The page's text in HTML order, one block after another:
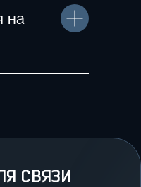
на
СВЯЗИ